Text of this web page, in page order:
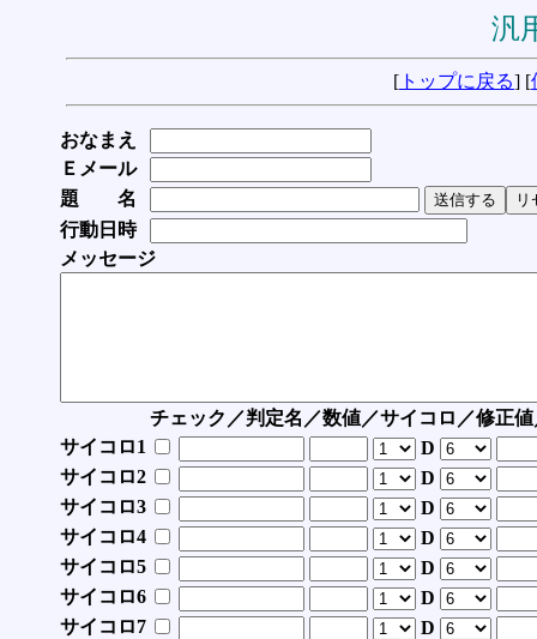
汎
[ トップに戻る] [
おなまえ
Ｅメール
題 名
行動日時
メッセージ
チェック／判定名／数値／サイコロ／修正
サイコロ1
D
サイコロ2
D
サイコロ3
D
サイコロ4
D
サイコロ5
D
サイコロ6
D
サイコロ7
D